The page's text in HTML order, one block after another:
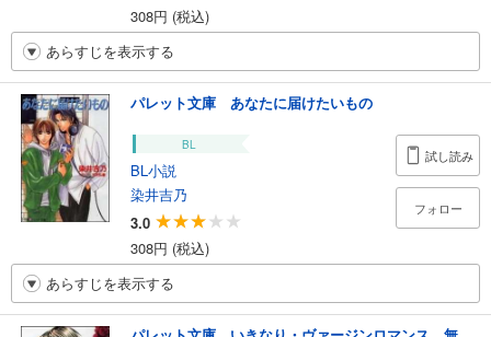
308円 (税込)
あらすじを表示する
パレット文庫 あなたに届けたいもの
BL
BL小説
染井吉乃
3.0
308円 (税込)
試し読み
フォロー
あらすじを表示する